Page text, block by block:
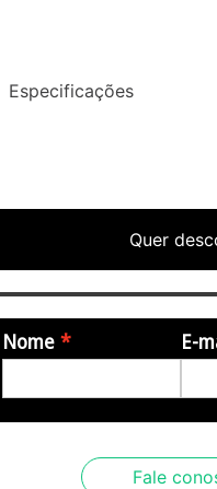
Especificações
Quer
Nome E-
Fale